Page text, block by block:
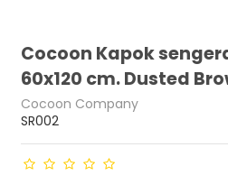
Cocoon Kapok
60x120 cm. Dusted
Cocoon Company
SR002